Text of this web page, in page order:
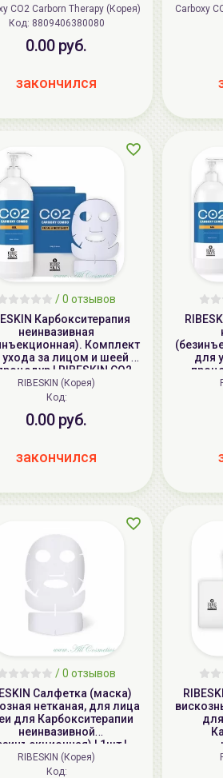
Therapy Carboxy CO2
Gel Face Mask
CO2 Carborn Therapy (Корея)
Код: 8809406380080
0.00 руб.
закончился
Carboxy
/ 0 отзывов
Карбокситерапия
неинвазивная
Комплект
за лицом и шеей |
| RIBESKIN CO2
COMBO (Set B)
RIBESKIN (Корея)
Код:
0.00 руб.
закончился
для
/ 0 отзывов
Салфетка (маска)
нетканая, для лица
для Карбокситерапии
неинвазивной
| 1шт |
CO2 CARBOXY COMBO
FACIAL SHEET
RIBESKIN (Корея)
Код: